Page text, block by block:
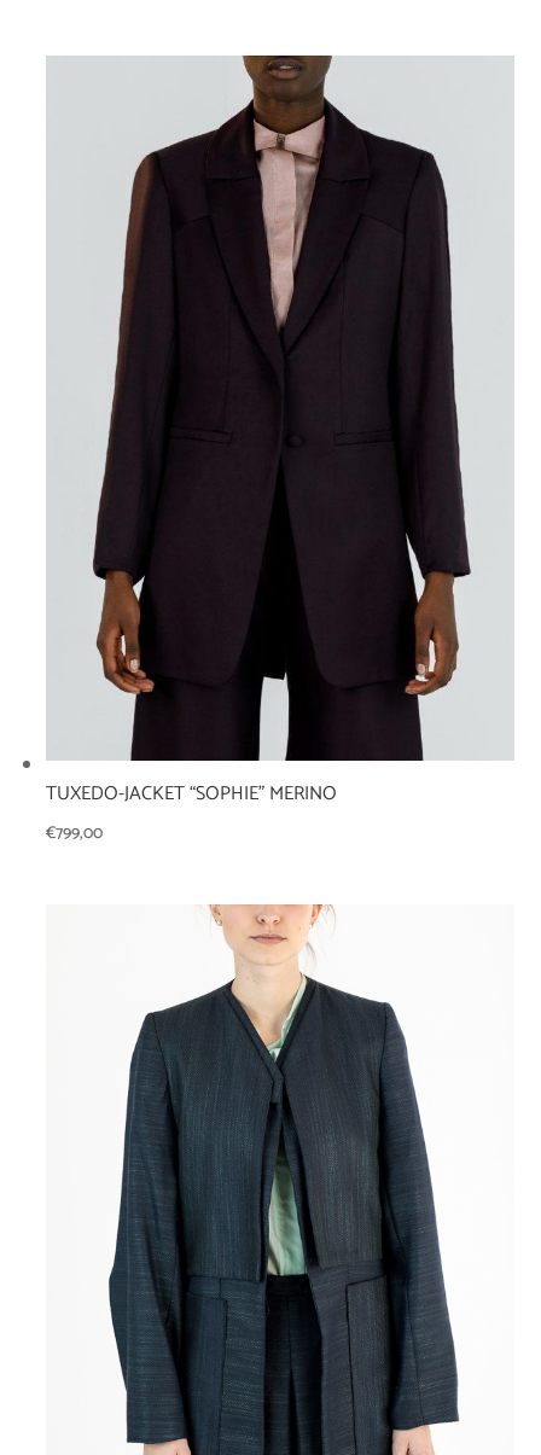
TUXEDO-JACKET “SOPHIE” MERINO
€799,00